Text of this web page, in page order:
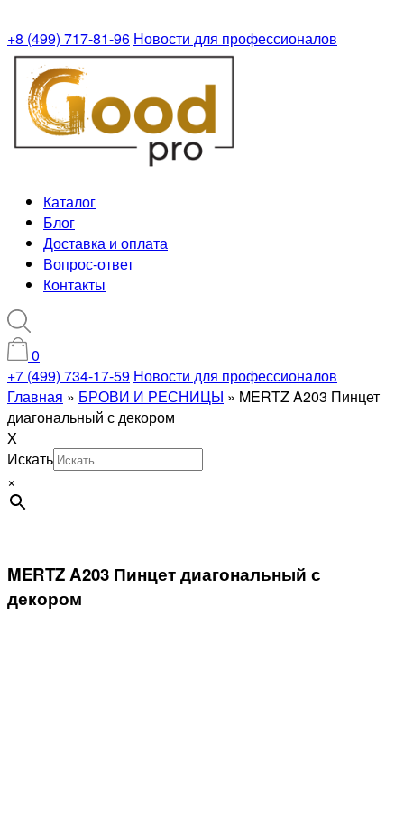
+8 (499) 717-81-96 Новости для профессионалов
Каталог
Блог
Доставка и оплата
Вопрос-ответ
Контакты
0
+7 (499) 734-17-59 Новости для профессионалов
Главная » БРОВИ И РЕСНИЦЫ » MERTZ A203 Пинцет
диагональный с декором
X
Искать
×
MERTZ A203 Пинцет диагональный с
декором